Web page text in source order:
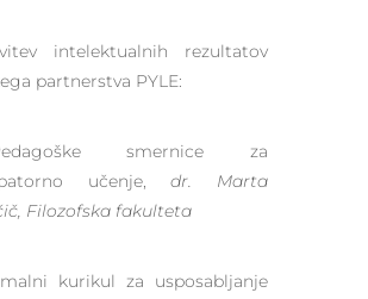
intelektualnih rezultatov
partnerstva PYLE:
smernice za
učenje,dr. Marta
Filozofska fakulteta
kurikul za usposabljanje